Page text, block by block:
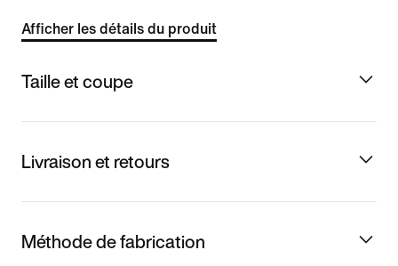
Afficher les détails du produit
Taille et coupe
Livraison et retours
Méthode de fabrication